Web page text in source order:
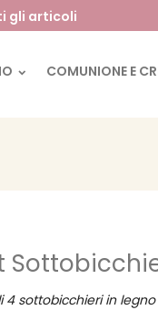
gli articoli
COMUNIONE E
4 sottobicchieri in